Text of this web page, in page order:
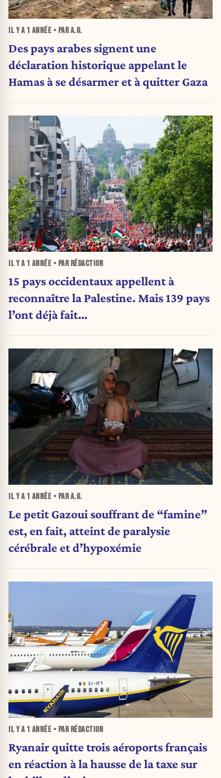
IL Y A 1 ANNÉE • PAR A.G.
Des pays arabes signent une
déclaration historique appelant le
Hamas à se désarmer et à quitter Gaza
IL Y A 1 ANNÉE • PAR RÉDACTION
15 pays occidentaux appellent à
reconnaître la Palestine. Mais 139 pays
l’ont déjà fait…
IL Y A 1 ANNÉE • PAR A.G.
Le petit Gazoui souffrant de “famine”
est, en fait, atteint de paralysie
cérébrale et d’hypoxémie
IL Y A 1 ANNÉE • PAR RÉDACTION
Ryanair quitte trois aéroports français
en réaction à la hausse de la taxe sur